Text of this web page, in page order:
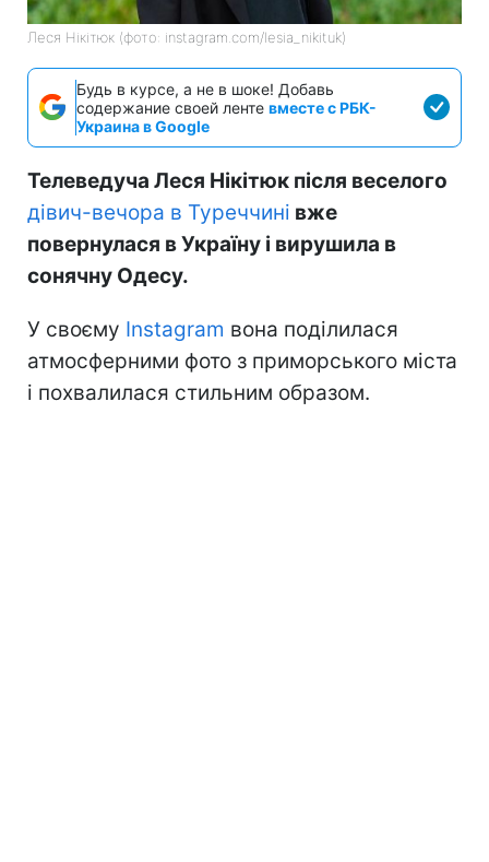
Леся Нікітюк (фото: instagram.com/lesia_nikituk)
Будь в курсе, а не в шоке! Добавь
содержание своей ленте вместе с РБК-
Украина в Google
Телеведуча Леся Нікітюк після веселого
дівич-вечора в Туреччині вже
повернулася в Україну і вирушила в
сонячну Одесу.
У своєму Instagram вона поділилася
атмосферними фото з приморського міста
і похвалилася стильним образом.